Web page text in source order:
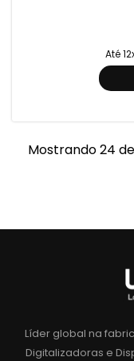
Até
Mostrando 24
Líder global na
Digitalizadoras e